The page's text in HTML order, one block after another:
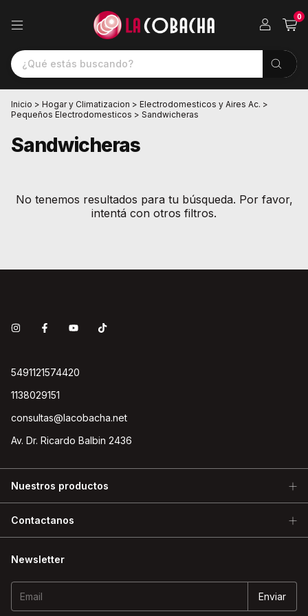
0
Inicio > Hogar y Climatizacion > Electrodomesticos y Aires Ac. >
Pequeños Electrodomesticos > Sandwicheras
Sandwicheras
No tenemos resultados para tu búsqueda. Por favor,
intentá con otros filtros.
5491121574420
1138029151
consultas@lacobacha.net
Av. Dr. Ricardo Balbin 2436
Nuestros productos
Contactanos
Newsletter